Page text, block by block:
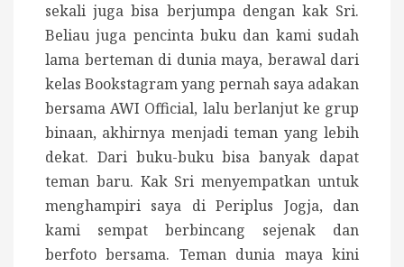
sekali juga bisa berjumpa dengan kak Sri.
Beliau juga pencinta buku dan kami sudah
lama berteman di dunia maya, berawal dari
kelas Bookstagram yang pernah saya adakan
bersama AWI Official, lalu berlanjut ke grup
binaan, akhirnya menjadi teman yang lebih
dekat. Dari buku-buku bisa banyak dapat
teman baru. Kak Sri menyempatkan untuk
menghampiri saya di Periplus Jogja, dan
kami sempat berbincang sejenak dan
berfoto bersama. Teman dunia maya kini